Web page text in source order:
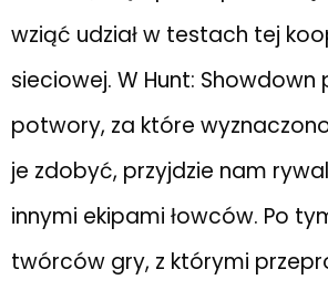
wziąć udział w testach tej
sieciowej. W Hunt: Showdown
potwory, za które
je zdobyć, przyjdzie nam
innymi ekipami łowców. Po
twórców gry, z którymi